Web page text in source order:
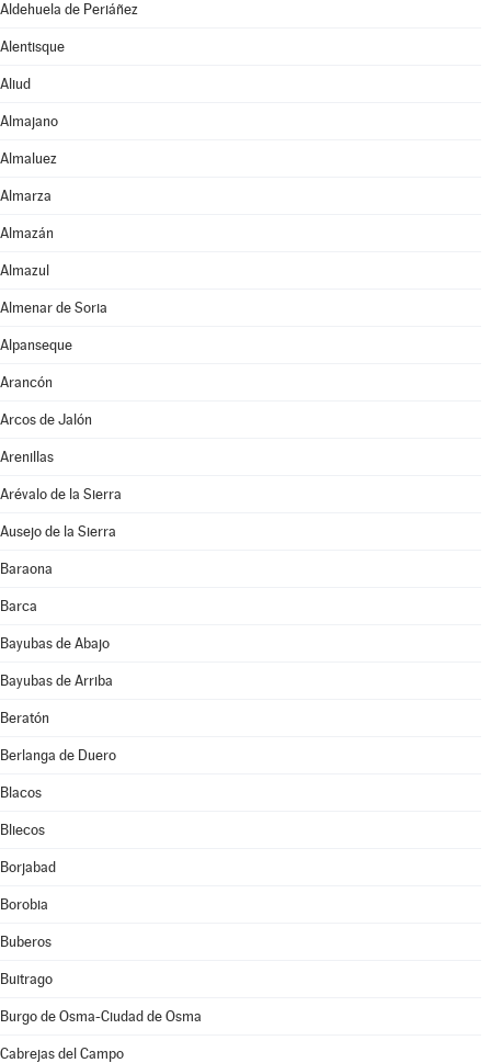
Aldehuela de Periáñez
Alentisque
Aliud
Almajano
Almaluez
Almarza
Almazán
Almazul
Almenar de Soria
Alpanseque
Arancón
Arcos de Jalón
Arenillas
Arévalo de la Sierra
Ausejo de la Sierra
Baraona
Barca
Bayubas de Abajo
Bayubas de Arriba
Beratón
Berlanga de Duero
Blacos
Bliecos
Borjabad
Borobia
Buberos
Buitrago
Burgo de Osma-Ciudad de Osma
Cabrejas del Campo